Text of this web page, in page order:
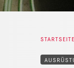
STARTSEITE